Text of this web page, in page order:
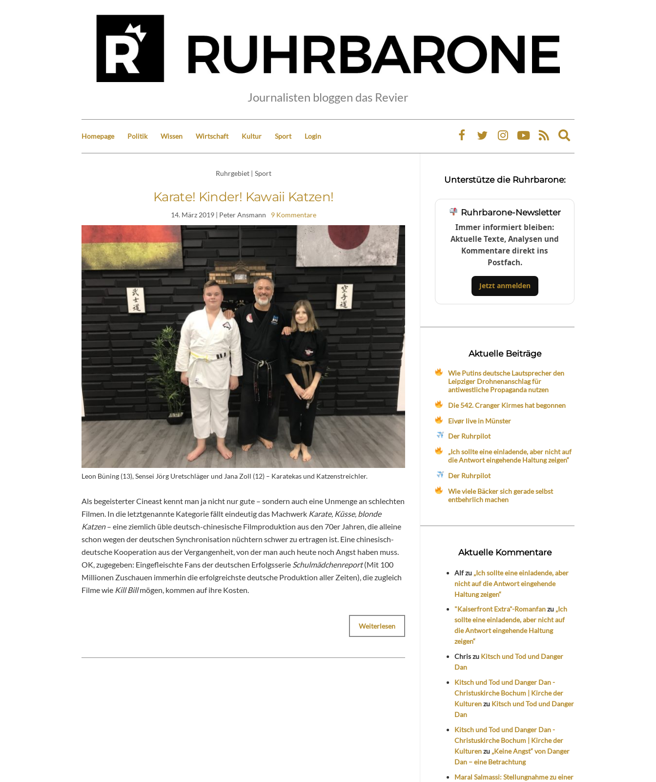
Journalisten bloggen das Revier
Homepage Politik Wissen Wirtschaft Kultur Sport Login
Expand
search
Ruhrgebiet | Sport
Karate! Kinder! Kawaii Katzen!
14. März 2019| Peter Ansmann 9 Kommentare
Leon Büning (13), Sensei Jörg Uretschläger und Jana Zoll (12) – Karatekas und Katzenstreichler.
Als begeisterter Cineast kennt man ja nicht nur gute – sondern auch eine Unmenge an schlechten
Filmen. In die letztgenannte Kategorie fällt eindeutig das Machwerk Karate, Küsse, blonde
Katzen– eine ziemlich üble deutsch-chinesische Filmproduktion aus den 70er Jahren, die alleine
schon wegen der deutschen Synchronisation nüchtern schwer zu ertragen ist. Eine chinesisch-
deutsche Kooperation aus der Vergangenheit, von der man auch heute noch Angst haben muss.
OK, zugegeben: Eingefleischte Fans der deutschen Erfolgsserie Schulmädchenreport(Mit 100
Millionen Zuschauen immerhin die erfolgreichste deutsche Produktion aller Zeiten), die zugleich
Filme wie Kill Billmögen, kommen auf ihre Kosten.
Weiterlesen
Unterstütze die Ruhrbarone:
Ruhrbarone-Newsletter
Immer informiert bleiben:
Aktuelle Texte, Analysen und
Kommentare direkt ins
Postfach.
Jetzt anmelden
Aktuelle Beiträge
Wie Putins deutsche Lautsprecher den
Leipziger Drohnenanschlag für
antiwestliche Propaganda nutzen
Die 542. Cranger Kirmes hat begonnen
Eivør live in Münster
Der Ruhrpilot
„Ich sollte eine einladende, aber nicht auf
die Antwort eingehende Haltung zeigen“
Der Ruhrpilot
Wie viele Bäcker sich gerade selbst
entbehrlich machen
Aktuelle Kommentare
Alfzu „Ich sollte eine einladende, aber
nicht auf die Antwort eingehende
Haltung zeigen“
"Kaiserfront Extra"-Romanfanzu „Ich
sollte eine einladende, aber nicht auf
die Antwort eingehende Haltung
zeigen“
Chriszu Kitsch und Tod und Danger
Dan
Kitsch und Tod und Danger Dan -
Christuskirche Bochum | Kirche der
Kulturenzu Kitsch und Tod und Danger
Dan
Kitsch und Tod und Danger Dan -
Christuskirche Bochum | Kirche der
Kulturenzu „Keine Angst“ von Danger
Dan – eine Betrachtung
Maral Salmassi: Stellungnahme zu einer